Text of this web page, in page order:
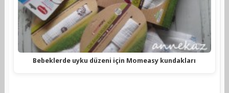
Bebeklerde uyku düzeni için Momeasy kundakları